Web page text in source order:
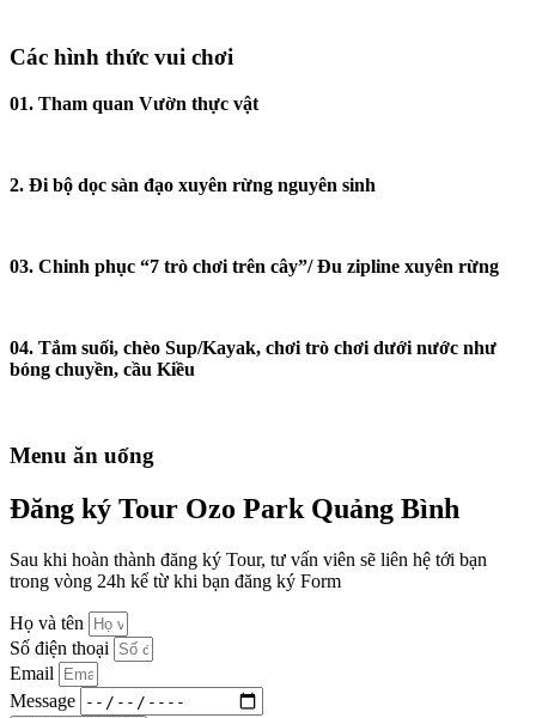
Các hình thức vui chơi
01. Tham quan Vườn thực vật
2. Đi bộ dọc sàn đạo xuyên rừng nguyên sinh
03. Chinh phục “7 trò chơi trên cây”/ Đu zipline xuyên rừng
04. Tắm suối, chèo Sup/Kayak, chơi trò chơi dưới nước như
bóng chuyền, cầu Kiều
Menu ăn uống
Đăng ký Tour Ozo Park Quảng Bình
Sau khi hoàn thành đăng ký Tour, tư vấn viên sẽ liên hệ tới bạn
trong vòng 24h kể từ khi bạn đăng ký Form
Họ và tên
Số điện thoại
Email
Message